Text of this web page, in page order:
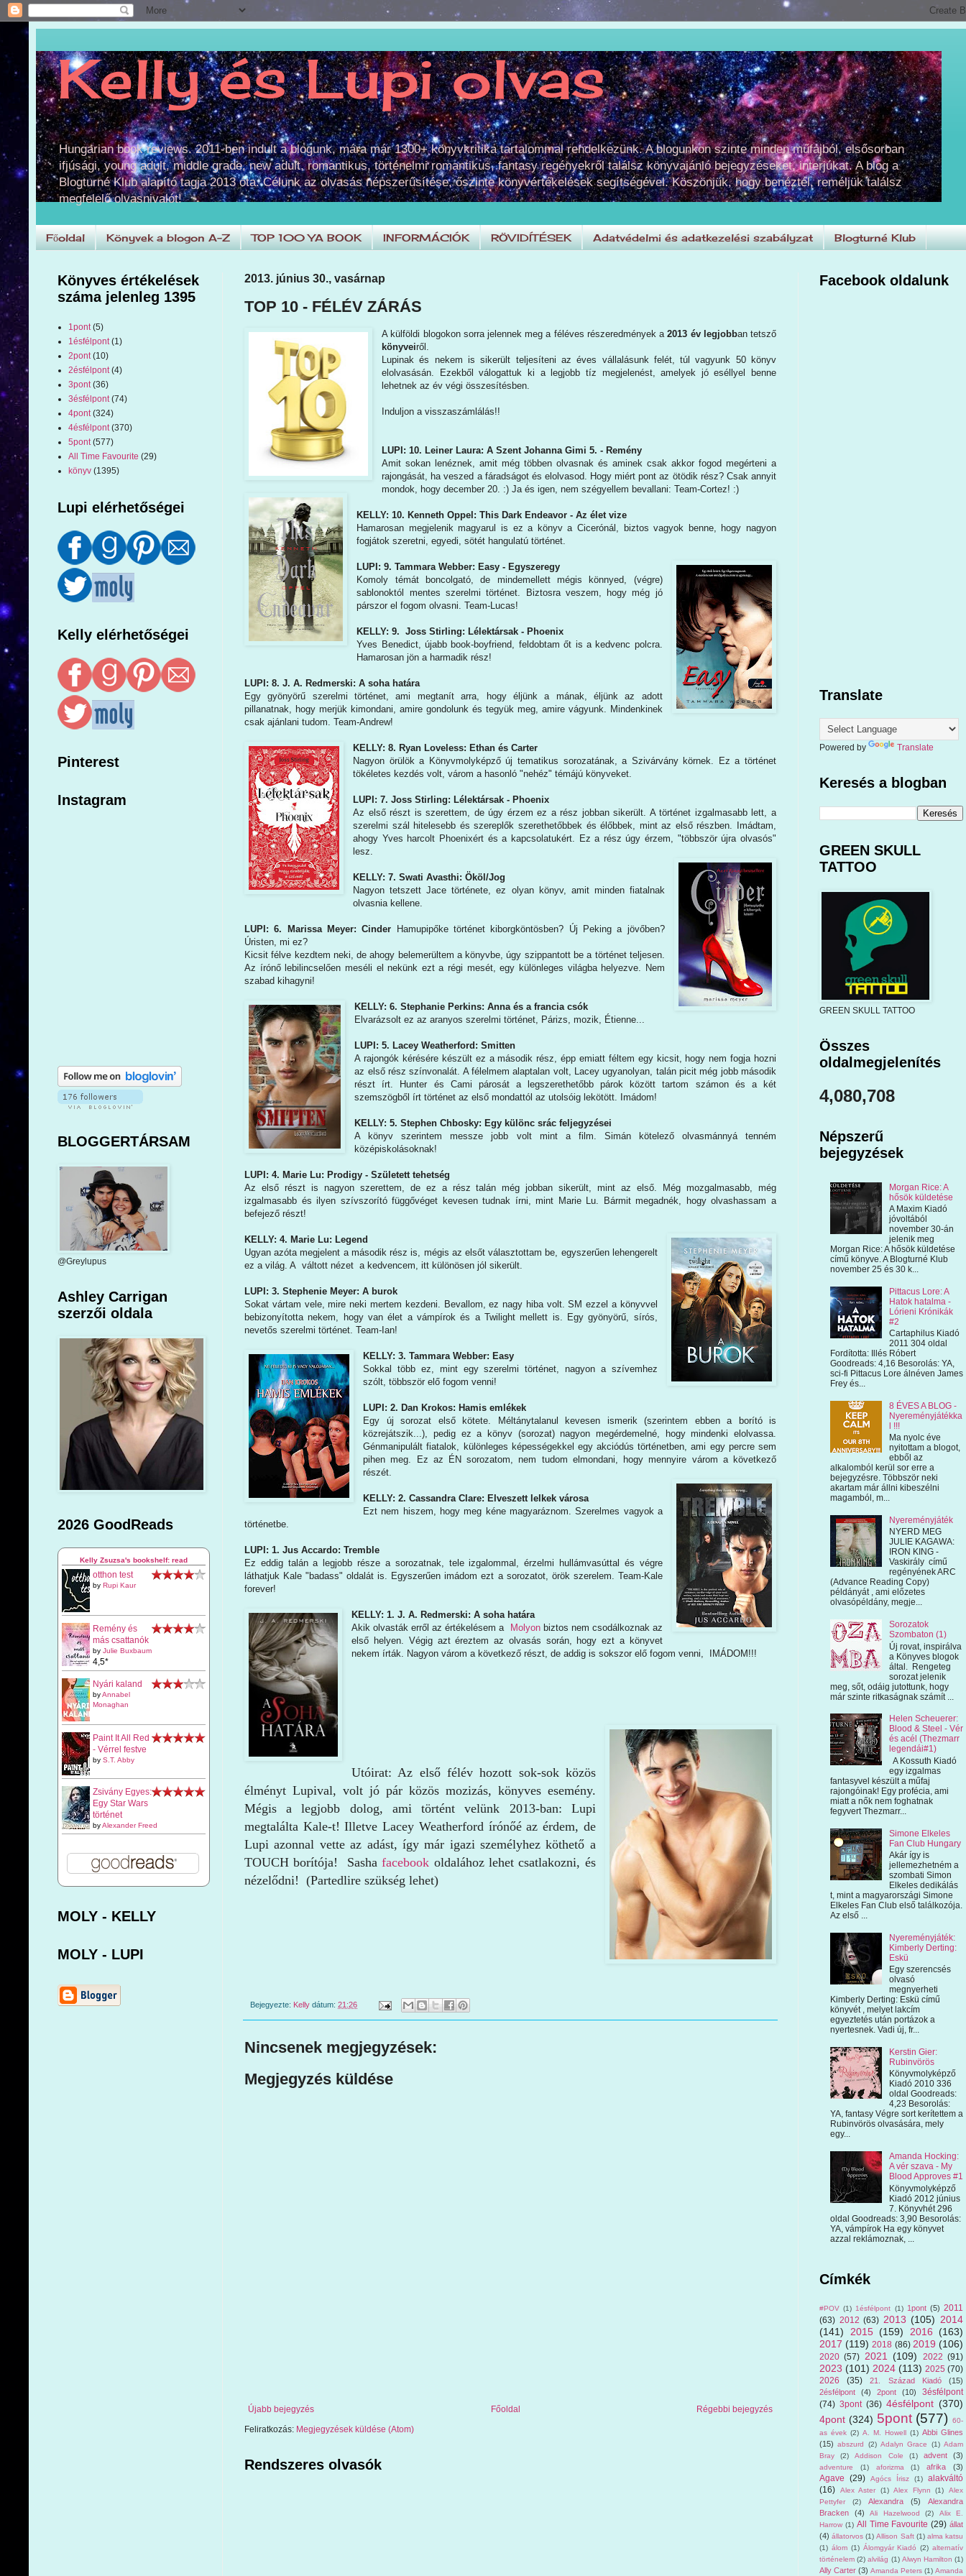
Kelly és Lupi olvas
Hungarian book reviews. 2011-ben indult a blogunk, mára már 1300+ könyvkritika tartalommal rendelkezünk. A blogunkon szinte minden műfajból, elsősorban
ifjúsági, young adult, middle grade, new adult, romantikus, történelmi romantikus, fantasy regényekről találsz könyvajánló bejegyzéseket, interjúkat. A blog a
Blogturné Klub alapító tagja 2013 óta. Célunk az olvasás népszerűsítése, őszinte könyvértékelések segítségével. Köszönjük, hogy benéztél, reméljük találsz
megfelelő olvasnivalót!
Főoldal Könyvek a blogon A-Z TOP 100 YA BOOK INFORMÁCIÓK RÖVIDÍTÉSEK Adatvédelmi és adatkezelési szabályzat Blogturné Klub
2013. június 30., vasárnap
TOP 10 - FÉLÉV ZÁRÁS
A külföldi blogokon sorra jelennek meg a féléves részeredmények a2013 év legjobban tetsző
könyveiről.
Lupinak és nekem is sikerült teljesíteni az éves vállalásunk felét, túl vagyunk 50 könyv
elolvasásán. Ezekből válogattuk ki a legjobb tíz megjelenést, amelyek jó eséllyel benne
lehetnek az év végi összesítésben.
Induljon a visszaszámlálás!!
LUPI: 10. Leiner Laura: A Szent Johanna Gimi 5. - Remény
Amit sokan lenéznek, amit még többen olvasnak és aminek csak akkor fogod megérteni a
rajongását, ha veszed a fáradságot és elolvasod. Hogy miért pont az ötödik rész? Csak annyit
mondok, hogy december 20. :) Ja és igen, nem szégyellem bevallani: Team-Cortez! :)
KELLY: 10. Kenneth Oppel: This Dark Endeavor - Az élet vize
Hamarosan megjelenik magyarul is ez a könyv a Cicerónál, biztos vagyok benne, hogy nagyon
fogjátok szeretni, egyedi, sötét hangulatú történet.
LUPI: 9. Tammara Webber: Easy - Egyszeregy
Komoly témát boncolgató, de mindemellett mégis könnyed, (végre)
sablonoktól mentes szerelmi történet. Biztosra veszem, hogy még jó
párszor el fogom olvasni. Team-Lucas!
KELLY: 9. Joss Stirling: Lélektársak - Phoenix
Yves Benedict, újabb book-boyfriend, feldobtam őt is a kedvenc polcra.
Hamarosan jön a harmadik rész!
LUPI: 8. J. A. Redmerski: A soha határa
Egy gyönyörű szerelmi történet, ami megtanít arra, hogy éljünk a mának, éljünk az adott
pillanatnak, hogy merjük kimondani, amire gondolunk és tegyük meg, amire vágyunk. Mindenkinek
csak ajánlani tudom. Team-Andrew!
KELLY: 8. Ryan Loveless: Ethan és Carter
Nagyon örülök a Könyvmolyképző új tematikus sorozatának, a Szivárvány körnek. Ez a történet
tökéletes kezdés volt, várom a hasonló "nehéz" témájú könyveket.
LUPI: 7. Joss Stirling: Lélektársak - Phoenix
Az első részt is szerettem, de úgy érzem ez a rész jobban sikerült. A történet izgalmasabb lett, a
szerelmi szál hitelesebb és szereplők szerethetőbbek és élőbbek, mint az első részben. Imádtam,
ahogy Yves harcolt Phoenixért és a kapcsolatukért. Ez a rész úgy érzem, "többször újra olvasós"
lesz.
KELLY: 7. Swati Avasthi: Ököl/Jog
Nagyon tetszett Jace története, ez olyan könyv, amit minden fiatalnak
olvasnia kellene.
LUPI: 6. Marissa Meyer: Cinder
Hamupipőke történet kiborgköntösben? Új Peking a jövőben?
Úristen, mi ez?
Kicsit félve kezdtem neki, de ahogy belemerültem a könyvbe, úgy szippantott be a történet teljesen.
Az írónő lebilincselően meséli el nekünk ezt a régi mesét, egy különleges világba helyezve. Nem
szabad kihagyni!
KELLY: 6. Stephanie Perkins: Anna és a francia csók
Elvarázsolt ez az aranyos szerelmi történet, Párizs, mozik, Étienne...
LUPI: 5. Lacey Weatherford: Smitten
A rajongók kérésére készült ez a második rész, épp emiatt féltem egy kicsit, hogy nem fogja hozni
az első rész színvonalát. A félelmem alaptalan volt, Lacey ugyanolyan, talán picit még jobb második
részt írt. Hunter és Cami párosát a legszerethetőbb párok között tartom számon és a két
szemszögből írt történet az első mondattól az utolsóig lekötött. Imádom!
KELLY: 5. Stephen Chbosky: Egy különc srác feljegyzései
A könyv szerintem messze jobb volt mint a film. Simán kötelező olvasmánnyá tenném
középiskolásoknak!
LUPI: 4. Marie Lu: Prodigy - Született tehetség
Az első részt is nagyon szerettem, de ez a rész talán még jobban sikerült, mint az első. Még mozgalmasabb, még
izgalmasabb és ilyen szívszorító függővéget kevesen tudnak írni, mint Marie Lu. Bármit megadnék, hogy olvashassam a
befejező részt!
KELLY: 4. Marie Lu: Legend
Ugyan azóta megjelent a második rész is, mégis az elsőt választottam be, egyszerűen lehengerelt
ez a világ. A váltott nézet a kedvencem, itt különösen jól sikerült.
LUPI: 3. Stephenie Meyer: A burok
Sokat vártam vele, mire neki mertem kezdeni. Bevallom, ez nagy hiba volt. SM ezzel a könyvvel
bebizonyította nekem, hogy van élet a vámpírok és a Twilight mellett is. Egy gyönyörű, sírós,
nevetős szerelmi történet. Team-Ian!
KELLY: 3. Tammara Webber: Easy
Sokkal több ez, mint egy szerelmi történet, nagyon a szívemhez
szólt, többször elő fogom venni!
LUPI: 2. Dan Krokos: Hamis emlékek
Egy új sorozat első kötete. Méltánytalanul kevesen ismerik (szerintem ebben a borító is
közrejátszik...), pedig ez a könyv (sorozat) nagyon megérdemelné, hogy mindenki elolvassa.
Génmanipulált fiatalok, különleges képességekkel egy akciódús történetben, ami egy percre sem
pihen meg. Ez az ÉN sorozatom, nem tudom elmondani, hogy mennyire várom a következő
részét.
KELLY: 2. Cassandra Clare: Elveszett lelkek városa
Ezt nem hiszem, hogy meg kéne magyaráznom. Szerelmes vagyok a
történetbe.
LUPI: 1. Jus Accardo: Tremble
Ez eddig talán a legjobb része a sorozatnak, tele izgalommal, érzelmi hullámvasúttal és végre
láthatjuk Kale "badass" oldalát is. Egyszerűen imádom ezt a sorozatot, örök szerelem. Team-Kale
forever!
KELLY: 1. J. A. Redmerski: A soha határa
Akik olvasták erről az értékelésem a
Molyonbiztos nem csodálkoznak az
első helyen. Végig azt éreztem az olvasás során, hogy ezt a könyvet
nekem írták. Nagyon várom a következő részt, de addig is sokszor elő fogom venni, IMÁDOM!!!
Utóirat: Az első félév hozott sok-sok közös
élményt Lupival, volt jó pár közös mozizás, könyves esemény.
Mégis a legjobb dolog, ami történt velünk 2013-ban: Lupi
megtalálta Kale-t! Illetve Lacey Weatherford írónőé az érdem, de
Lupi azonnal vette az adást, így már igazi személyhez köthető a
TOUCH borítója! Sashafacebook oldalához lehet csatlakozni, és
nézelődni! (Partedlire szükség lehet)
Bejegyezte: Kelly dátum: 21:26
Nincsenek megjegyzések:
Megjegyzés küldése
Újabb bejegyzés Régebbi bejegyzés
Főoldal
Feliratkozás: Megjegyzések küldése (Atom)
Rendszeres olvasók
Könyves értékelések
száma jelenleg 1395
1pont (5)
1ésfélpont (1)
2pont (10)
2ésfélpont (4)
3pont (36)
3ésfélpont (74)
4pont (324)
4ésfélpont (370)
5pont (577)
All Time Favourite (29)
könyv (1395)
Lupi elérhetőségei
Kelly elérhetőségei
Pinterest
Instagram
BLOGGERTÁRSAM
@Greylupus
Ashley Carrigan
szerzői oldala
2026 GoodReads
Kelly Zsuzsa's bookshelf: read
otthon test
by Rupi Kaur
Remény és
más csattanók
by Julie Buxbaum
4,5*
Nyári kaland
byAnnabel
Monaghan
Paint It All Red
- Vérrel festve
by S.T. Abby
Zsivány Egyes:
Egy Star Wars
történet
byAlexander Freed
MOLY - KELLY
MOLY - LUPI
Facebook oldalunk
Translate
Powered by Translate
Keresés a blogban
GREEN SKULL
TATTOO
GREEN SKULL TATTOO
Összes
oldalmegjelenítés
4,080,708
Népszerű
bejegyzések
Morgan Rice: A
hősök küldetése
A Maxim Kiadó
jóvoltából
november 30-án
jelenik meg
Morgan Rice: A hősök küldetése
című könyve. A Blogturné Klub
november 25 és 30 k...
Pittacus Lore: A
Hatok hatalma -
Lórieni Krónikák
#2
Cartaphilus Kiadó
2011 304 oldal
Fordította: Illés Róbert
Goodreads: 4,16 Besorolás: YA,
sci-fi Pittacus Lore álnéven James
Frey és...
8 ÉVES A BLOG -
Nyereményjátékka
l !!!
Ma nyolc éve
nyitottam a blogot,
ebből az
alkalomból kerül sor erre a
bejegyzésre. Többször neki
akartam már állni kibeszélni
magamból, m...
Nyereményjáték
NYERD MEG
JULIE KAGAWA:
IRON KING -
Vaskirály című
regényének ARC
(Advance Reading Copy)
példányát , ami előzetes
olvasópéldány, megje...
Sorozatok
Szombaton (1)
Új rovat, inspirálva
a Könyves blogok
által. Rengeteg
sorozat jelenik
meg, sőt, odáig jutottunk, hogy
már szinte ritkaságnak számít ...
Helen Scheuerer:
Blood & Steel - Vér
és acél (Thezmarr
legendái#1)
A Kossuth Kiadó
egy izgalmas
fantasyvel készült a műfaj
rajongóinak! Egy profécia, ami
miatt a nők nem foghatnak
fegyvert Thezmarr...
Simone Elkeles
Fan Club Hungary
Akár így is
jellemezhetném a
szombati Simon
Elkeles dedikálás
t, mint a magyarországi Simone
Elkeles Fan Club első találkozója.
Az első ...
Nyereményjáték:
Kimberly Derting:
Eskü
Egy szerencsés
olvasó
megnyerheti
Kimberly Derting: Eskü című
könyvét , melyet lakcím
egyeztetés után portázok a
nyertesnek. Vadi új, fr...
Kerstin Gier:
Rubinvörös
Könyvmolyképző
Kiadó 2010 336
oldal Goodreads:
4,23 Besorolás:
YA, fantasy Végre sort kerítettem a
Rubinvörös olvasására, mely
egy...
Amanda Hocking:
A vér szava - My
Blood Approves #1
Könyvmolyképző
Kiadó 2012 június
7. Könyvhét 296
oldal Goodreads: 3,90 Besorolás:
YA, vámpírok Ha egy könyvet
azzal reklámoznak, ...
Címkék
#POV (1) 1ésfélpont (1) 1pont (5) 2011
(63) 2012 (63) 2013 (105) 2014
(141)
2015 (159) 2016
(163)
2017 (119) 2018 (86) 2019 (106)
2020 (57) 2021 (109) 2022 (91)
2023 (101) 2024 (113) 2025 (70)
2026
(35) 21. Század Kiadó
(15)
2ésfélpont
(4) 2pont (10)
3ésfélpont
(74) 3pont (36) 4ésfélpont (370)
4pont (324) 5pont (577) 60-
as évek (2) A. M. Howell (1) Abbi Glines
(15) abszurd (2) Adalyn Grace (1) Adam
Bray
(2) Addison Cole (1) advent (3)
adventure (1) aforizma (1) afrika (3)
Agave (29) Agócs Írisz (1)
alakváltó
(16)
Alex Aster (1) Alex Flynn (1)
Alex
Pettyfer
(2) Alexandra (5)
Alexandra
Bracken
(4) Ali Hazelwood (2)
Alix E.
Harrow (1) All Time Favourite (29) állat
(4) állatorvos (1) Allison Saft (1) alma katsu
(1) álom (1) Álomgyár Kiadó (2) alternatív
történelem (2) alvilág (1) Alwyn Hamilton (1)
Ally Carter (3) Amanda Peters (1) Amanda